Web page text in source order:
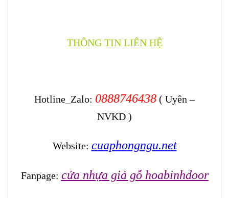
THÔNG TIN LIÊN HỆ
Hotline_Zalo: 0888746438 ( Uyên –
NVKD )
Website: cuaphongngu.net
Fanpage: cửa nhựa giả gỗ hoabinhdoor